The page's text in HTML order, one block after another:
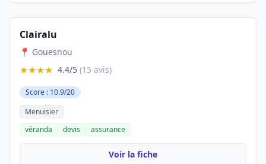
Clairalu
📍 Gouesnou
★★★★ 4.4/5 (15 avis)
Score : 10.9/20
Menuisier
véranda
devis assurance
Voir la fiche